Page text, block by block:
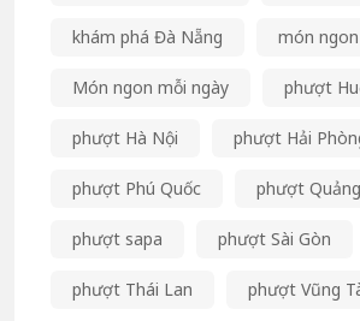
khám phá Đà Nẵng món ngon
Món ngon mỗi ngày phượt
phượt Hà Nội phượt Hải
phượt Phú Quốc phượt
phượt sapa phượt Sài Gòn
phượt Thái Lan phượt Vũng